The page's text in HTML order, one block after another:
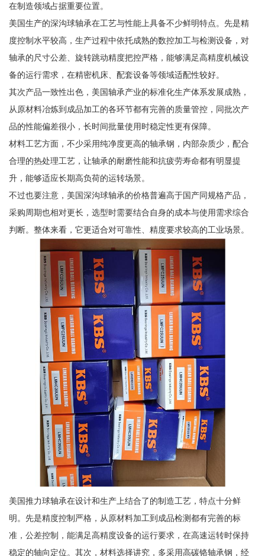
在制造领域占据重要位置。
美国生产的深沟球轴承在工艺与性能上具备不少鲜明特点。先是精
度控制水平较高，生产过程中依托成熟的数控加工与检测设备，对
轴承的尺寸公差、旋转跳动精度把控严格，能够满足高精度机械设
备的运行需求，在精密机床、配套设备等领域适配性较好。
其次产品一致性出色，美国轴承产业的标准化生产体系发展成熟，
从原材料冶炼到成品加工的各环节都有完善的质量管控，同批次产
品的性能偏差很小，长时间批量使用时稳定性更有保障。
材料工艺方面，不少采用纯净度更高的轴承钢，内部杂质少，配合
合理的热处理工艺，让轴承的耐磨性能和抗疲劳寿命都有明显提
升，能够适应长期高负荷的运转场景。
不过也要注意，美国深沟球轴承的价格普遍高于国产同规格产品，
采购周期也相对更长，选型时需要结合自身的成本与使用需求综合
判断。整体来看，它更适合对可靠性、精度要求较高的工业场景。
美国推力球轴承在设计和生产上结合了的制造工艺，特点十分鲜
明。先是精度控制严格，从原材料加工到成品检测都有完善的标
准，公差控制，能满足高精度设备的运行要求，在高速运转时保持
稳定的轴向定位。其次，材料选择讲究，多采用高碳铬轴承钢，经